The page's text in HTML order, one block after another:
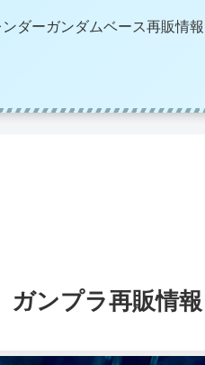
ダーガンダムベース再販情報
ガンプラ再販情報